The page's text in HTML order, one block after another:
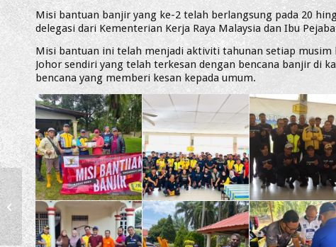
Misi bantuan banjir yang ke-2 telah berlangsung pada 20
delegasi dari Kementerian Kerja Raya Malaysia dan Ibu
Misi bantuan ini telah menjadi aktiviti tahunan setiap musim
Johor sendiri yang telah terkesan dengan bencana banjir di
bencana yang memberi kesan kepada umum.
Laluan utama naiktaraf
Jalan Gelang Patah – Ulu
Choh beri keselesaan
Peng...